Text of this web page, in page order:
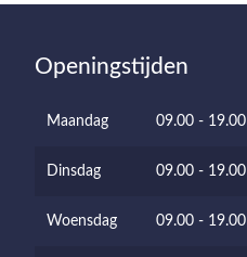
Openingstijden
Maandag 09.00 - 19.00
Dinsdag 09.00 - 19.00
Woensdag 09.00 - 19.00